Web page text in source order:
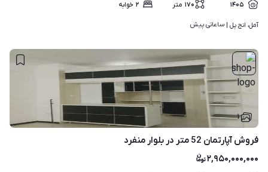
۱۴۰۵ ۱۷۰ متر ۲ خوابه
آمل، انج پل | ساعاتی پیش
۱
فروش آپارتمان 52 متر در بلوار منفرد
۲,۹۵۰,۰۰۰,۰۰۰